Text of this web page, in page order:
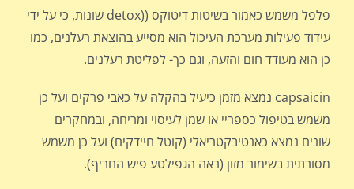
פלפל משמש כאמור בשיטות דיטוקס ((detox שונות, כי על ידי
עידוד פעילות מערכת העיכול הוא מסייע בהוצאת רעלנים, כמו
כן הוא מעודד חום והזעה, וגם כך- לפליטת רעלנים.
capsaicin נמצא מזמן כיעיל בהקלה על כאבי פרקים ועל כן
משמש בטיפול כספריי או שמן לעיסוי ומריחה, ובמחקרים
שונים נמצא כאנטיבקטריאלי (קוטל חיידקים) ועל כן משמש
מסורתית בשימור מזון (ראה הגפילטע פיש החריף).